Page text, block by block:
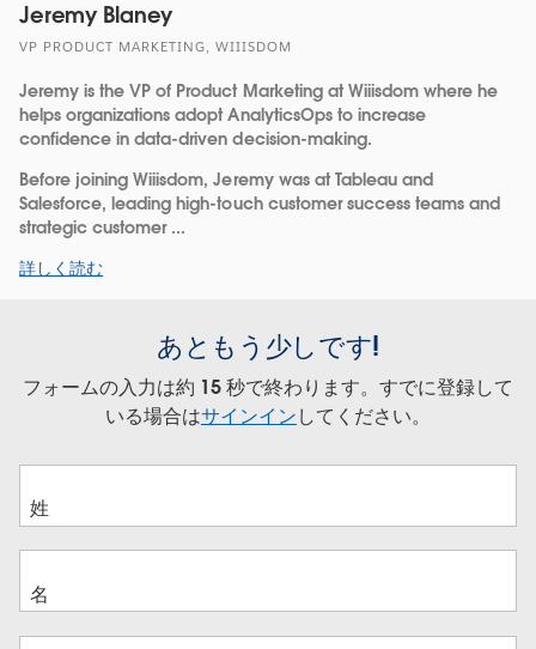
Jeremy Blaney
VP PRODUCT MARKETING, WIIISDOM
Jeremy is the VP of Product Marketing at Wiiisdom where he
helps organizations adopt AnalyticsOps to increase
confidence in data-driven decision-making.
Before joining Wiiisdom, Jeremy was at Tableau and
Salesforce, leading high-touch customer success teams and
strategic customer ...
詳しく読む
あともう少しです!
フォームの入力は約 15 秒で終わります。すでに登録して
いる場合はサインインしてください。